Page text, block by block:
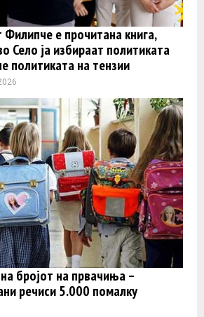
е прочитана книга,
Село ја избираат политиката
политиката на тензии
бројот на првачиња –
речиси 5.000 помалку